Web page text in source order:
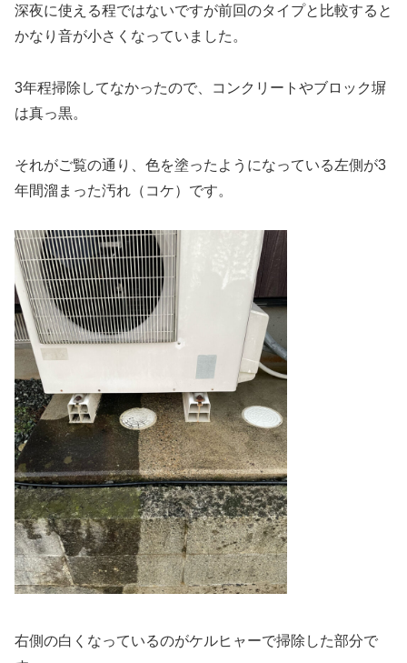
深夜に使える程ではないですが前回のタイプと比較すると
かなり音が小さくなっていました。
3年程掃除してなかったので、コンクリートやブロック塀
は真っ黒。
それがご覧の通り、色を塗ったようになっている左側が3
年間溜まった汚れ（コケ）です。
右側の白くなっているのがケルヒャーで掃除した部分で